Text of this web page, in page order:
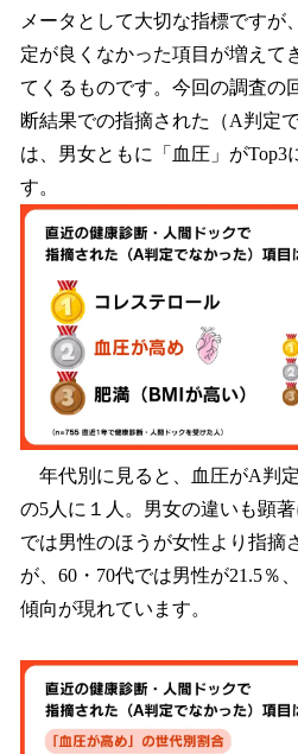
メータとして大切な指標ですが
定が良くなかった項目が増えて
てくるものです。今回の調査の
断結果での指摘された（A判定
は、男女ともに「血圧」がTop3
す。
年代別に見ると、血圧がA判
の5人に１人。男女の違いも顕
では男性のほうが女性より指摘
が、60・70代では男性が21.5％
傾向が現れています。